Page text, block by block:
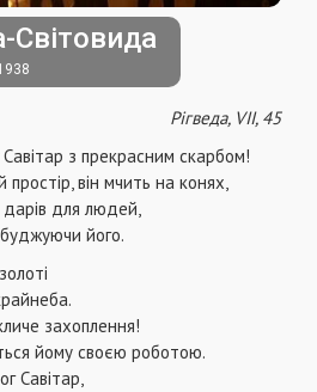
Світовида
Рігведа, VII, 45
з прекрасним скарбом!
він мчить на конях,
дарів для людей,
його.
захоплення!
йому своєю роботою.
Савітар,